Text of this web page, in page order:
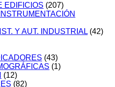
EDIFICIOS (207)
Y AUT. INDUSTRIAL (42)
(43)
(1)
(12)
(82)